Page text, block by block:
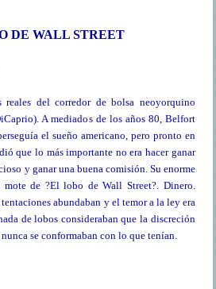
DE WALL STREET
reales del corredor de bolsa neoyorquino
A mediados de los años 80, Belfort
el sueño americano, pero pronto en
que lo más importante no era hacer ganar
y ganar una buena comisión. Su enorme
de ?El lobo de Wall Street?. Dinero.
abundaban y el temor a la ley era
de lobos consideraban que la discreción
se conformaban con lo que tenían.